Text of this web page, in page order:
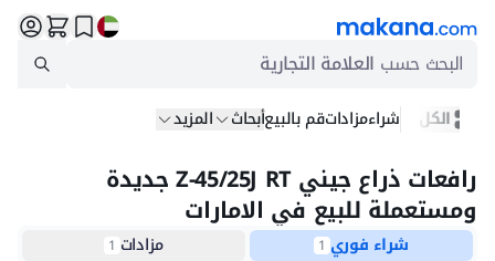
البحث حسب العلامة التجارية
الكل شراءمزاداتقم بالبيعأبحاث المزيد
رافعات ذراع جيني Z-45/25J RT جديدة
ومستعملة للبيع في الامارات
شراء فوري 1 مزادات 1